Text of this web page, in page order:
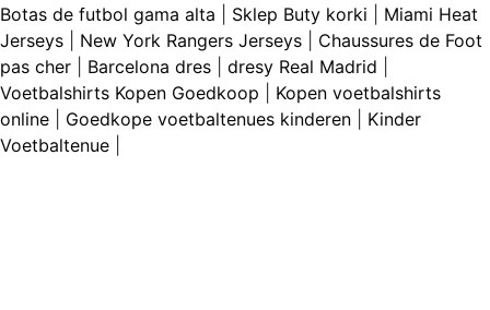
Botas de futbol gama alta Sklep Buty korki
Miami Heat
Jerseys
New York Rangers Jerseys
Chaussures de Foot
pas cher
Barcelona dres dresy Real Madrid
Voetbalshirts Kopen Goedkoop
Kopen voetbalshirts
online
Goedkope voetbaltenues kinderen
Kinder
Voetbaltenue